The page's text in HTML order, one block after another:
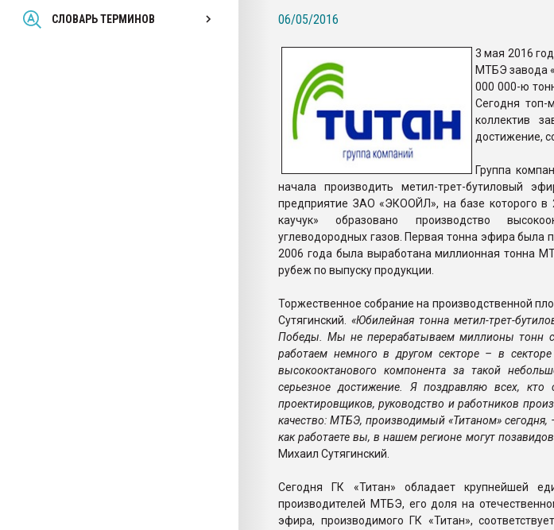
СЛОВАРЬ ТЕРМИНОВ
Всё, что касается выдува ПЭТ
бутылок
ПЕРЕЙТИ НА ФОРУМ
06/05/2016
3 мая 2016
МТБЭ завода
000 000-ю
Сегодня топ-
коллектив
достижение,
Группа
начала производить метил-трет-бутиловый
предприятие ЗАО «ЭКООЙЛ», на базе которого в
каучук» образовано производство
углеводородных газов. Первая тонна эфира была
2006 года была выработана миллионная тонна
рубеж по выпуску продукции.
Торжественное собрание на производственной
Сутягинский. «Юбилейная тонна метил-трет-
Победы. Мы не перерабатываем миллионы тонн
работаем немного в другом секторе – в
высокооктанового компонента за такой
серьезное достижение. Я поздравляю всех, кто
проектировщиков, руководство и работников
качество: МТБЭ, производимый «Титаном»
как работаете вы, в нашем регионе могут
Михаил Сутягинский.
Сегодня ГК «Титан» обладает крупнейшей
производителей МТБЭ, его доля на
эфира, производимого ГК «Титан»,